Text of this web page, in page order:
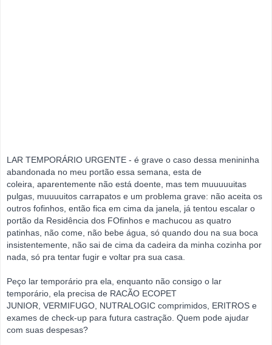
LAR TEMPORÁRIO URGENTE - é grave o caso dessa menininha
abandonada no meu portão essa semana, esta de
coleira, aparentemente não está doente, mas tem muuuuuitas
pulgas, muuuuitos carrapatos e um problema grave: não aceita os
outros fofinhos, então fica em cima da janela, já tentou escalar o
portão da Residência dos FOfinhos e machucou as quatro
patinhas, não come, não bebe água, só quando dou na sua boca
insistentemente, não sai de cima da cadeira da minha cozinha por
nada, só pra tentar fugir e voltar pra sua casa.
Peço lar temporário pra ela, enquanto não consigo o lar
temporário, ela precisa de RACÃO ECOPET
JUNIOR, VERMIFUGO, NUTRALOGIC comprimidos, ERITROS e
exames de check-up para futura castração. Quem pode ajudar
com suas despesas?